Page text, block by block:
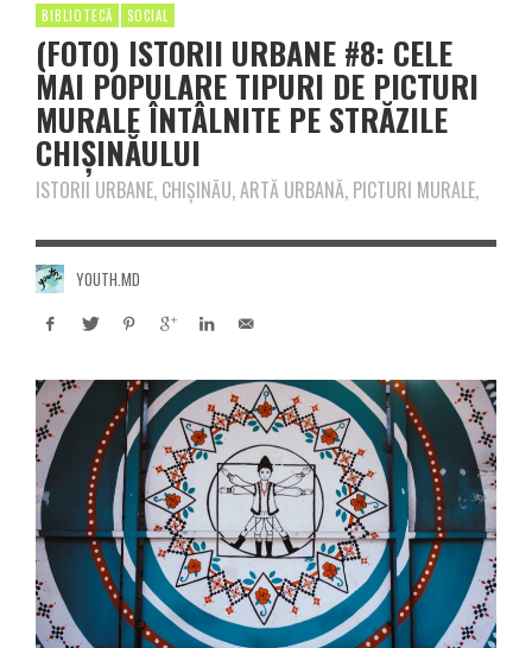
BIBLIOTECĂ SOCIAL
(FOTO) ISTORII URBANE #8: CELE
MAI POPULARE TIPURI DE PICTURI
MURALE ÎNTÂLNITE PE STRĂZILE
CHIȘINĂULUI
ISTORII URBANE, CHIȘINĂU, ARTĂ URBANĂ, PICTURI MURALE,
YOUTH.MD